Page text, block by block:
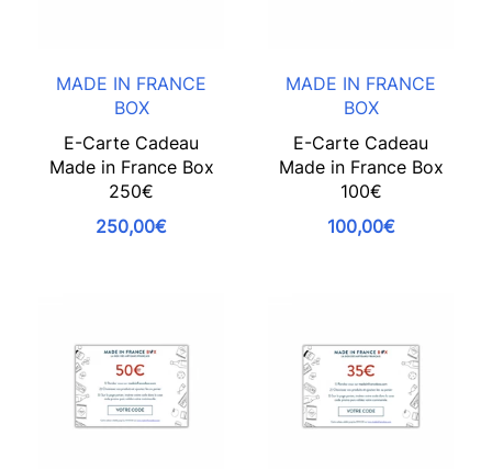
MADE IN FRANCE
BOX
E-Carte Cadeau
Made in France Box
250€
250,00€
MADE IN FRANCE
BOX
E-Carte Cadeau
Made in France Box
100€
100,00€